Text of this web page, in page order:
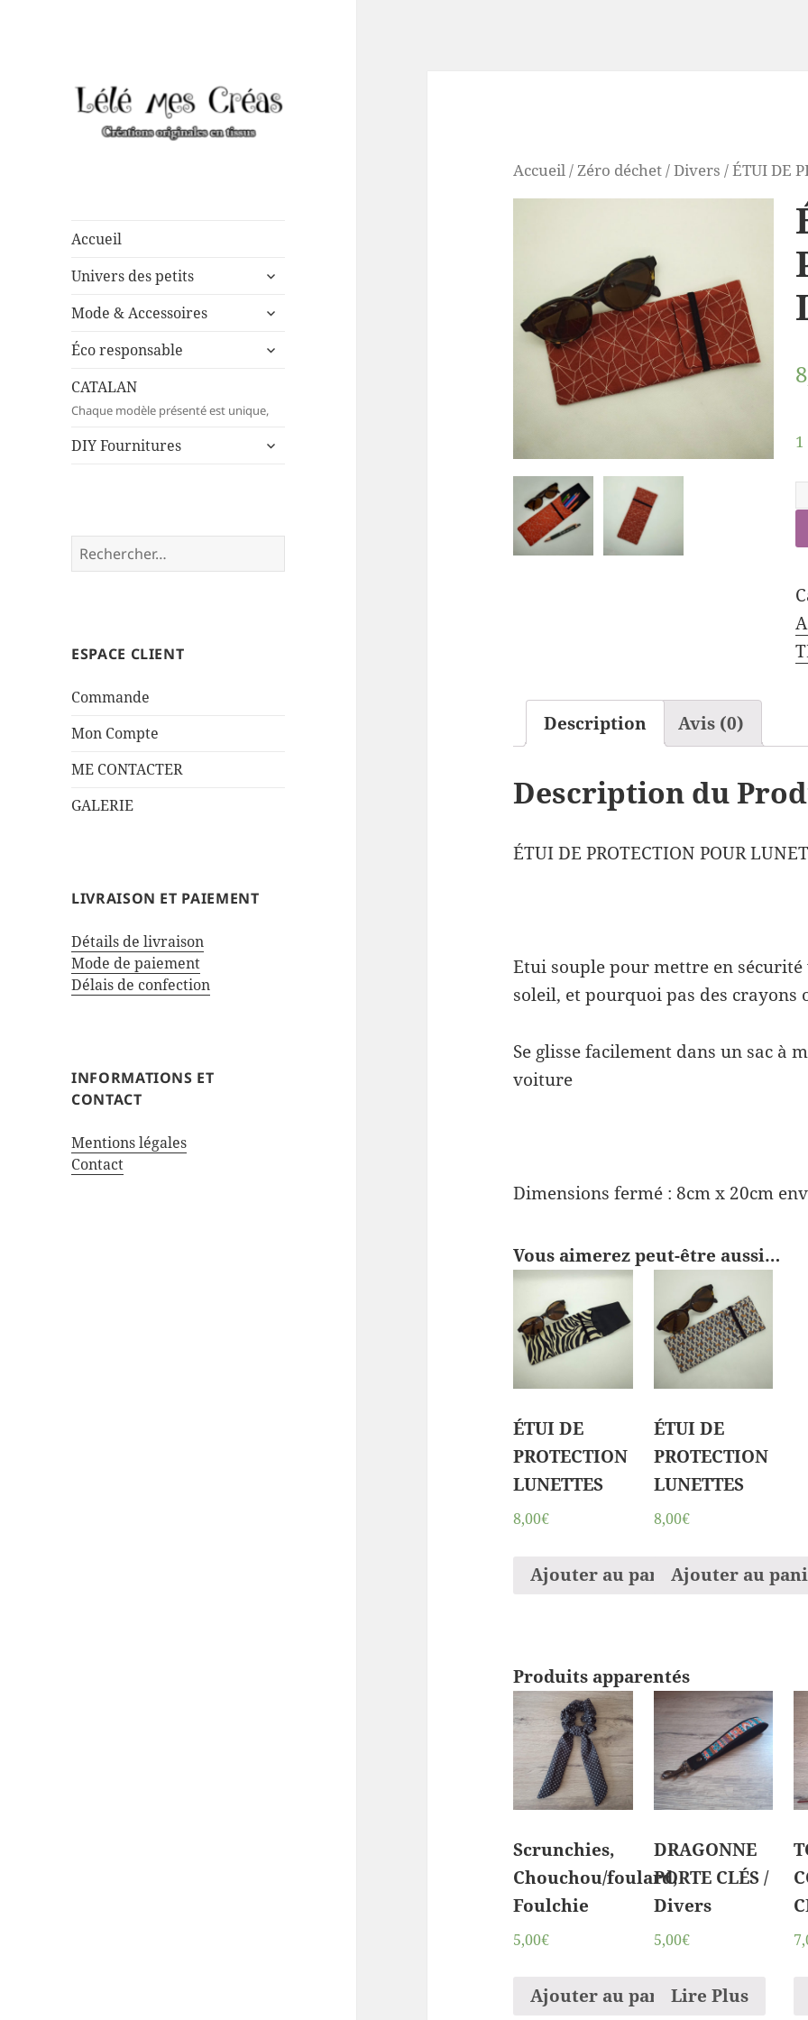
Accueil
Univers des petits
ouvrir
sous-
Mode & Accessoires
ouvrir
sous-
Éco responsable
ouvrir
menu
CATALAN
Chaque modèle présenté est unique,
DIY Fournitures
ouvrir
Rechercher :
ESPACE CLIENT
Commande
Mon Compte
ME CONTACTER
GALERIE
LIVRAISON ET PAIEMENT
Détails de livraison
Mode de paiement
Délais de confection
INFORMATIONS ET
CONTACT
Mentions légales
Contact
Accueil/Zéro déchet/Divers / ÉTUI DE
Description Avis (0)
Description du
ÉTUI DE PROTECTION POUR
Etui souple pour mettre en sécurité
soleil, et pourquoi pas des crayons
Se glisse facilement dans un sac à
voiture
Dimensions fermé : 8cm x 20cm
Vous aimerez peut-être aussi…
ÉTUI DE
PROTECTION
LUNETTES
8,00€
Ajouter au panier
ÉTUI DE
PROTECTION
LUNETTES
8,00€
Ajouter au
Produits apparentés
Scrunchies,
Chouchou/foulard,
Foulchie
5,00€
Ajouter au panier
DRAGONNE
PORTE CLÉS /
Divers
5,00€
Lire Plus